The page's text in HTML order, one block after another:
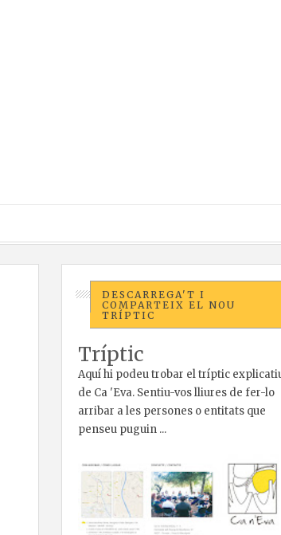
DESCARREGA'T I
COMPARTEIX EL NOU
TRÍPTIC
Tríptic
Aquí hi podeu trobar el tríptic
de Ca 'Eva. Sentiu-vos lliures de fer-lo
arribar a les persones o entitats que
penseu puguin ...